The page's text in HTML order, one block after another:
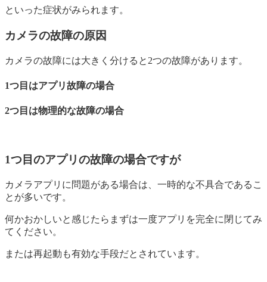
といった症状がみられます。
カメラの故障の原因
カメラの故障には大きく分けると2つの故障があります。
1つ目はアプリ故障の場合
2つ目は物理的な故障の場合
1つ目のアプリの故障の場合ですが
カメラアプリに問題がある場合は、一時的な不具合であるこ
とが多いです。
何かおかしいと感じたらまずは一度アプリを完全に閉じてみ
てください。
または再起動も有効な手段だとされています。